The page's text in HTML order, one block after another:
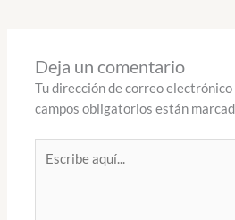
Deja un comentario
Tu dirección de correo electrónico
campos obligatorios están
aquí...